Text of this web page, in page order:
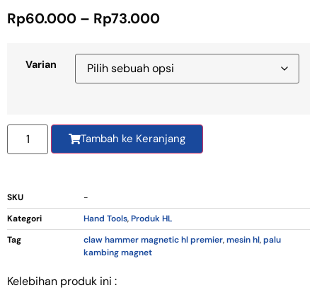
Rp60.000 – Rp73.000
Varian
Tambah ke Keranjang
SKU
-
Kategori
Hand Tools,Produk HL
Tag
claw hammer magnetic hl premier,mesin hl,palu
kambing magnet
Kelebihan produk ini :